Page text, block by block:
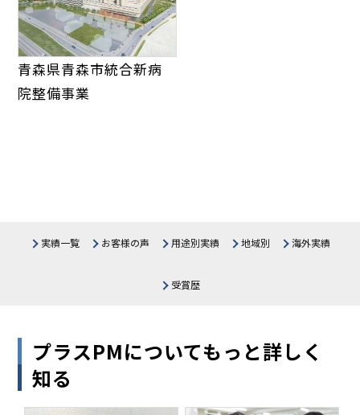
青森県青森市統合新病
院整備事業
実績一覧 お客様の声 用途別実績
生産・物流施設 公共施設
地域別
関東 中部
海外実績
受賞歴
プラスPMについてもっと詳しく
知る